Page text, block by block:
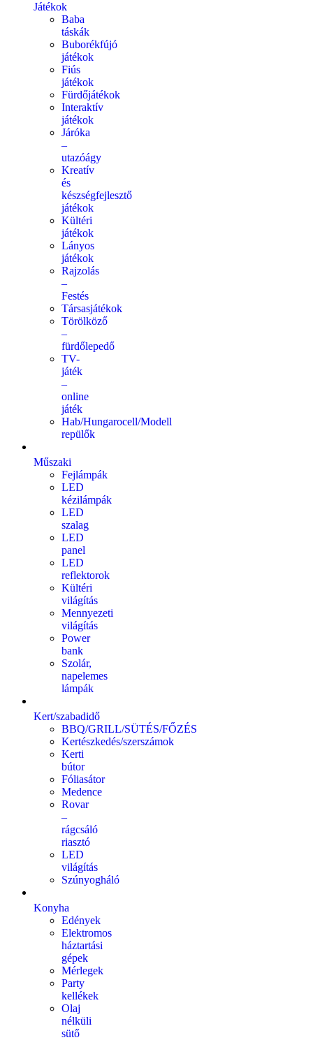
Játékok
Baba
táskák
Buborékfújó
játékok
Fiús
játékok
Fürdőjátékok
Interaktív
játékok
Járóka
–
utazóágy
Kreatív
és
készségfejlesztő
játékok
Kültéri
játékok
Lányos
játékok
Rajzolás
–
Festés
Társasjátékok
Törölköző
–
fürdőlepedő
TV-
játék
–
online
játék
Hab/Hungarocell/Modell
repülők
Műszaki
Fejlámpák
LED
kézilámpák
LED
szalag
LED
panel
LED
reflektorok
Kültéri
világítás
Mennyezeti
világítás
Power
bank
Szolár,
napelemes
lámpák
Kert/szabadidő
BBQ/GRILL/SÜTÉS/FŐZÉS
Kertészkedés/szerszámok
Kerti
bútor
Fóliasátor
Medence
Rovar
–
rágcsáló
riasztó
LED
világítás
Szúnyogháló
Konyha
Edények
Elektromos
háztartási
gépek
Mérlegek
Party
kellékek
Olaj
nélküli
sütő